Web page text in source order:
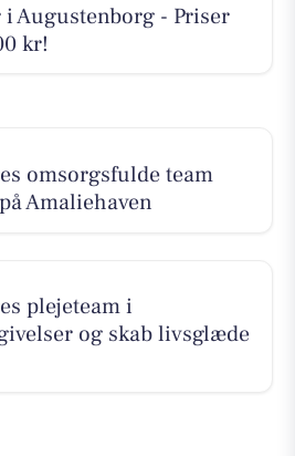
Augustenborg - Priser
kr!
omsorgsfulde team
Amaliehaven
plejeteam i
og skab livsglæde